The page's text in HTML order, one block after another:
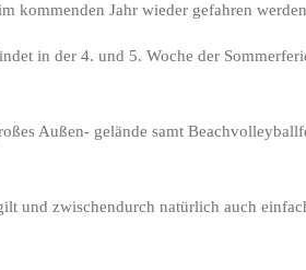
kommenden Jahr wieder gefahren
in der 4. und 5. Woche der
Außen- gelände samt
und zwischendurch natürlich auch